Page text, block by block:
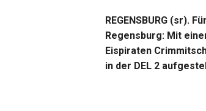
REGENSBURG (sr).
Regensburg: Mit
Eispiraten
in der DEL 2